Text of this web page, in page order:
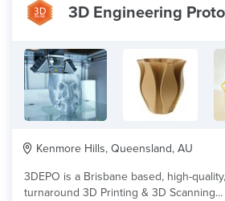
3D Engineering
Kenmore Hills, Queensland, AU
3DEPO is a Brisbane based, high-
turnaround 3D Printing & 3D Scanning...